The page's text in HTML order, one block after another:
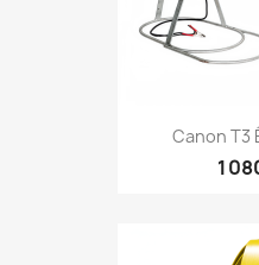
Canon T3
1